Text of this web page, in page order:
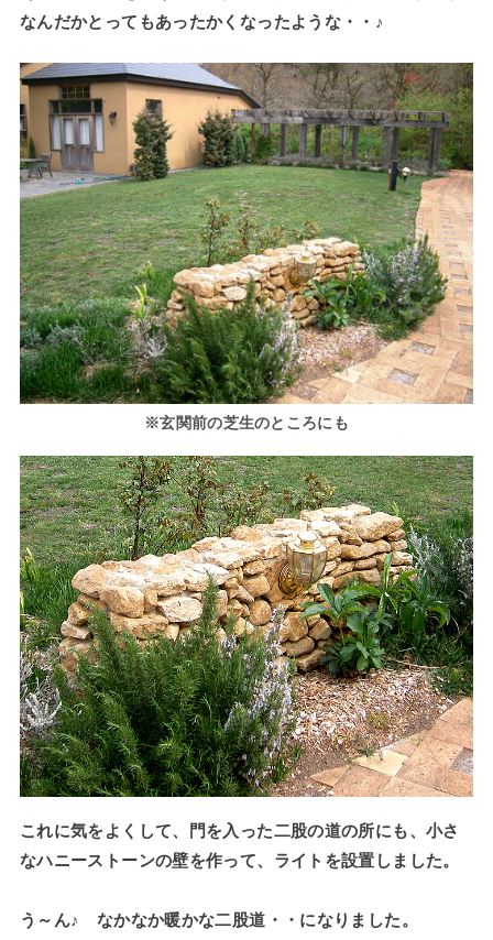
なんだかとってもあったかくなったような・・♪
※玄関前の芝生のところにも
これに気をよくして、門を入った二股の道の所にも、小さ
なハニーストーンの壁を作って、ライトを設置しました。
う～ん♪ なかなか暖かな二股道・・になりました。